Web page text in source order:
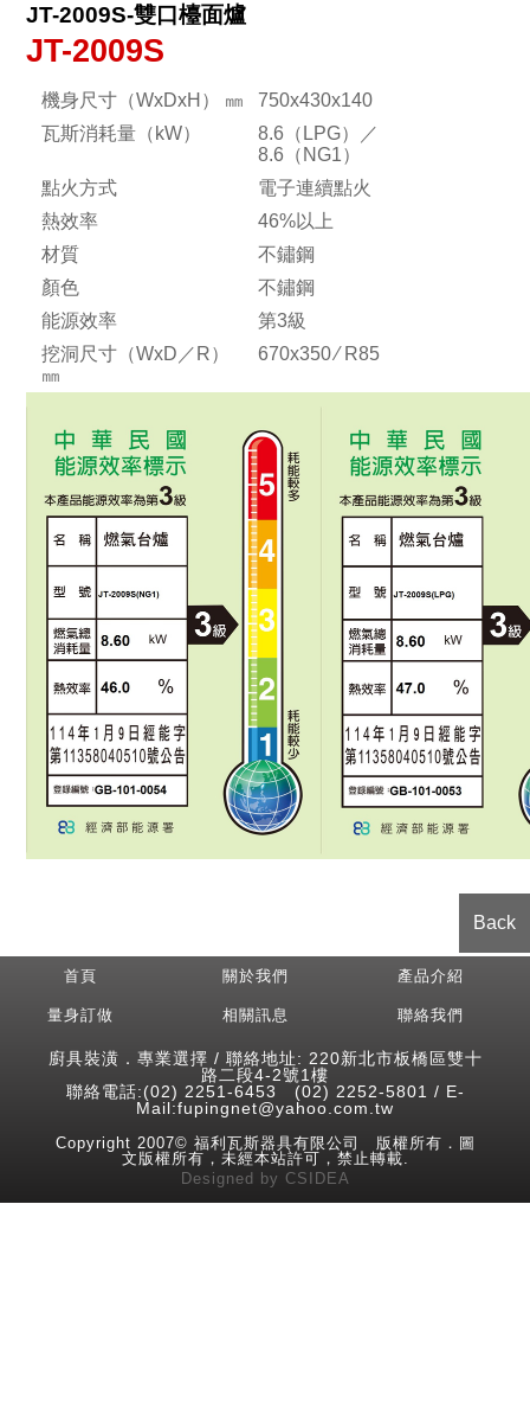
JT-2009S-雙口檯面爐
JT-2009S
機身尺寸（WxDxH） ㎜
750x430x140
瓦斯消耗量（kW）
8.6（LPG）／
8.6（NG1）
點火方式
電子連續點火
熱效率
46%以上
材質
不鏽鋼
顏色
不鏽鋼
能源效率
第3級
挖洞尺寸（WxD／R）
㎜
670x350 ∕ R85
Back
首頁 關於我們 產品介紹
量身訂做 相關訊息 聯絡我們
廚具裝潢．專業選擇 / 聯絡地址: 220新北市板橋區雙十
路二段4-2號1樓
聯絡電話:(02) 2251-6453 (02) 2252-5801 / E-
Mail:fupingnet@yahoo.com.tw
Copyright 2007© 福利瓦斯器具有限公司 版權所有．圖
文版權所有，未經本站許可，禁止轉載.
Designed
by CSIDEA